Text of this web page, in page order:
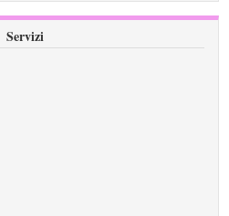
Servizi